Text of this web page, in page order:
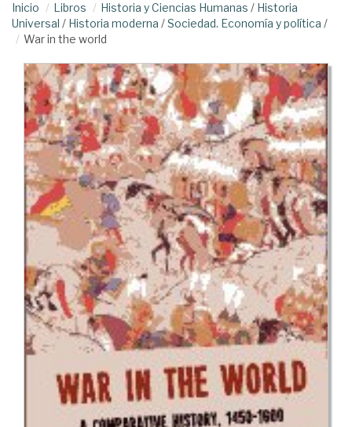
Inicio Libros Historia y Ciencias Humanas / Historia
Universal / Historia moderna /Sociedad. Economía y política /
War in the world